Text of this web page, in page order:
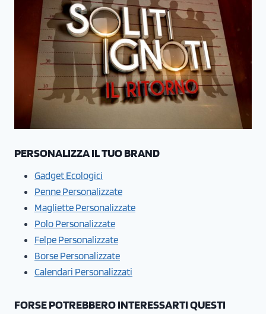
PERSONALIZZA IL TUO BRAND
Gadget Ecologici
Penne Personalizzate
Magliette Personalizzate
Polo Personalizzate
Felpe Personalizzate
Borse Personalizzate
Calendari Personalizzati
FORSE POTREBBERO INTERESSARTI QUESTI